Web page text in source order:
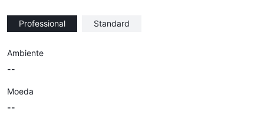
Professional Standard
Ambiente
--
Moeda
--